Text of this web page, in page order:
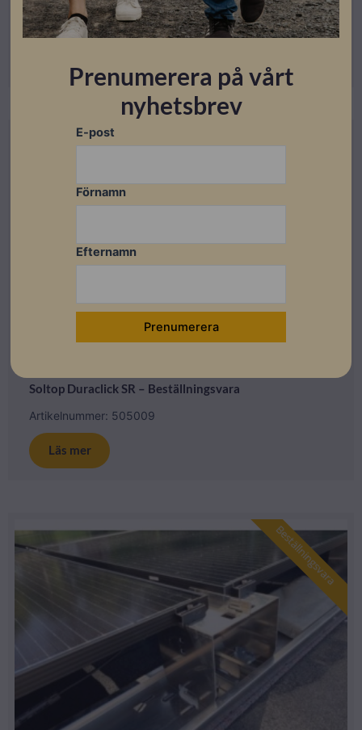
Artikelnummer: 505008
Beställningsvara
Soltop Duraclick SR – Beställningsvara
Artikelnummer: 505009
Läs mer
Beställningsvara
Prenumerera på vårt
nyhetsbrev
E-post
Förnamn
Efternamn